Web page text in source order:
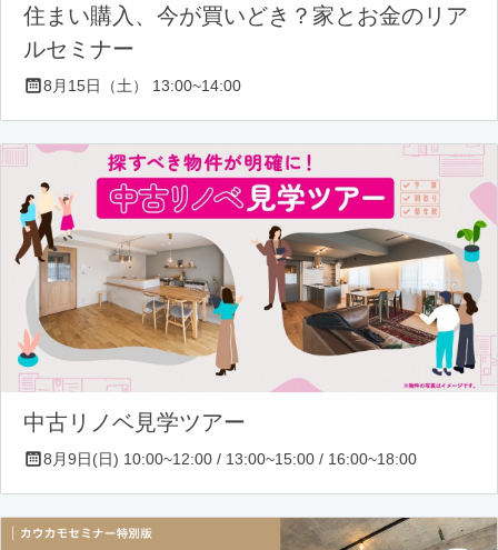
住まい購入、今が買いどき？家とお金のリア
ルセミナー
8月15日（土） 13:00~14:00
中古リノベ見学ツアー
8月9日(日) 10:00~12:00 / 13:00~15:00 / 16:00~18:00